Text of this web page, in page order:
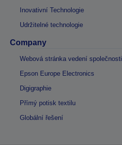
Inovativní Technologie
Udržitelné technologie
Company
Webová stránka vedení společnosti
Epson Europe Electronics
Digigraphie
Přímý potisk textilu
Globální řešení